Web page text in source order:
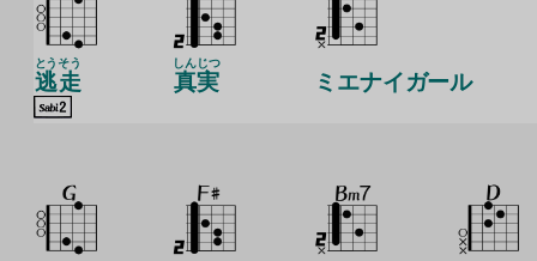
逃
とう
走
そう
真実
しんじつ
ミエナイガール